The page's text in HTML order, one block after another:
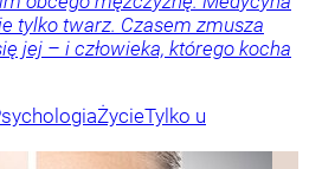
tylko twarz. Czasem zmusza
jej – i człowieka, którego kocha
ŻycieTylko u